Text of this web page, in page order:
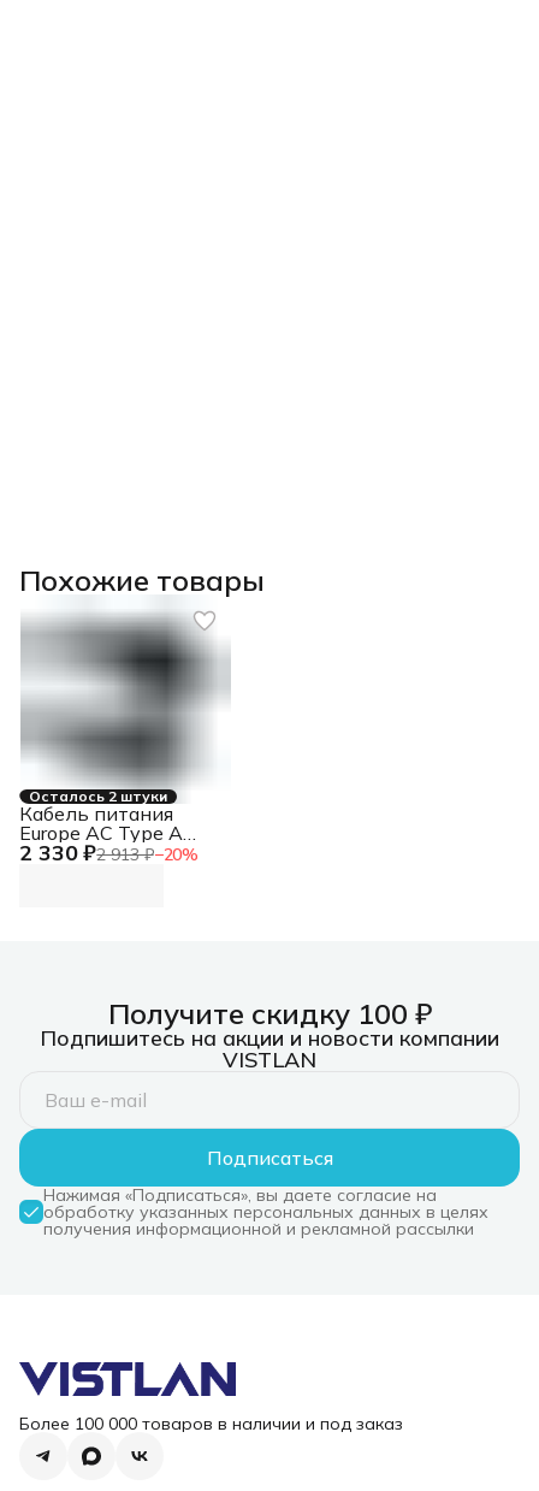
Похожие товары
Осталось 2 штуки
2 330 ₽2 913 ₽−20%
Кабель питания
Europe AC Type A
Power Cable
Получите скидку 100 ₽
Подпишитесь на акции и новости компании
VISTLAN
Подписаться
Нажимая «Подписаться», вы даете согласие на
обработку указанных персональных данных в целях
получения информационной и рекламной рассылки
Более 100 000 товаров в наличии и под заказ